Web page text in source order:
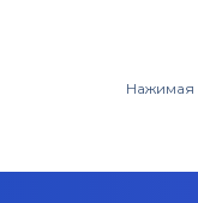
Нажимая